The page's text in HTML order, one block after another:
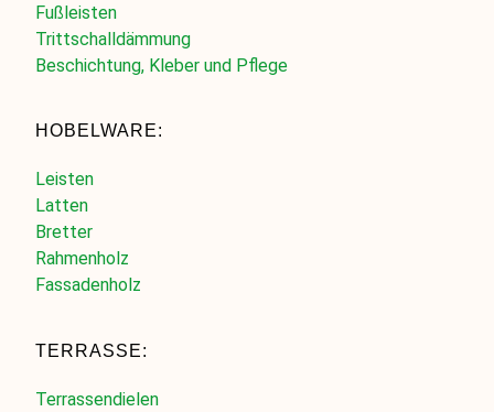
Fußleisten
Trittschalldämmung
Beschichtung, Kleber und Pflege
HOBELWARE:
Leisten
Latten
Bretter
Rahmenholz
Fassadenholz
TERRASSE:
Terrassendielen